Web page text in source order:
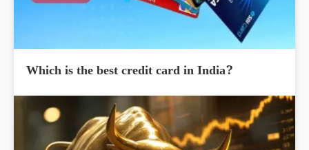
Which is the best credit card in India?